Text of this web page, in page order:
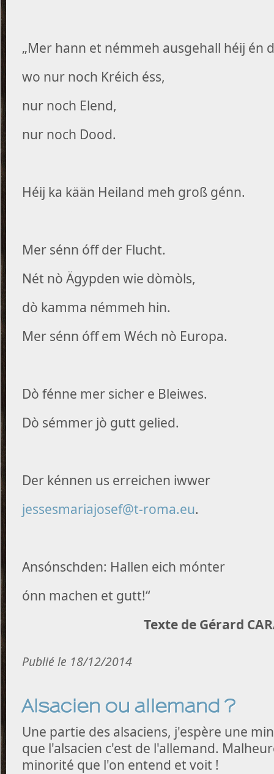
„Mer hann et némmeh ausgehall héij én
wo nur noch Kréich éss,
nur noch Elend,
nur noch Dood.
Héij ka kään Heiland meh groß génn.
Mer sénn óff der Flucht.
Nét nò Ägypden wie dòmòls,
dò kamma némmeh hin.
Mer sénn óff em Wéch nò Europa.
Dò fénne mer sicher e Bleiwes.
Dò sémmer jò gutt gelied.
Der kénnen us erreichen iwwer
jessesmariajosef@t-roma.eu.
Ansónschden: Hallen eich mónter
ónn machen et gutt!“
Texte de Gérard
Publié le 18/12/2014
Alsacien ou allemand ?
Une partie des alsaciens, j'espère une
que l'alsacien c'est de l'allemand.
minorité que l'on entend et voit !